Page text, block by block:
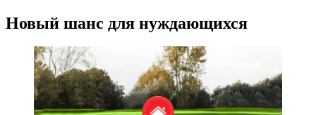
Новый шанс для нуждающихся